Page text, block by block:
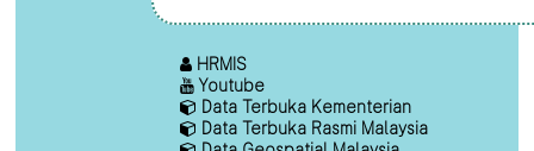
HRMIS
Youtube
Data Terbuka Kementerian
Data Terbuka Rasmi Malaysia